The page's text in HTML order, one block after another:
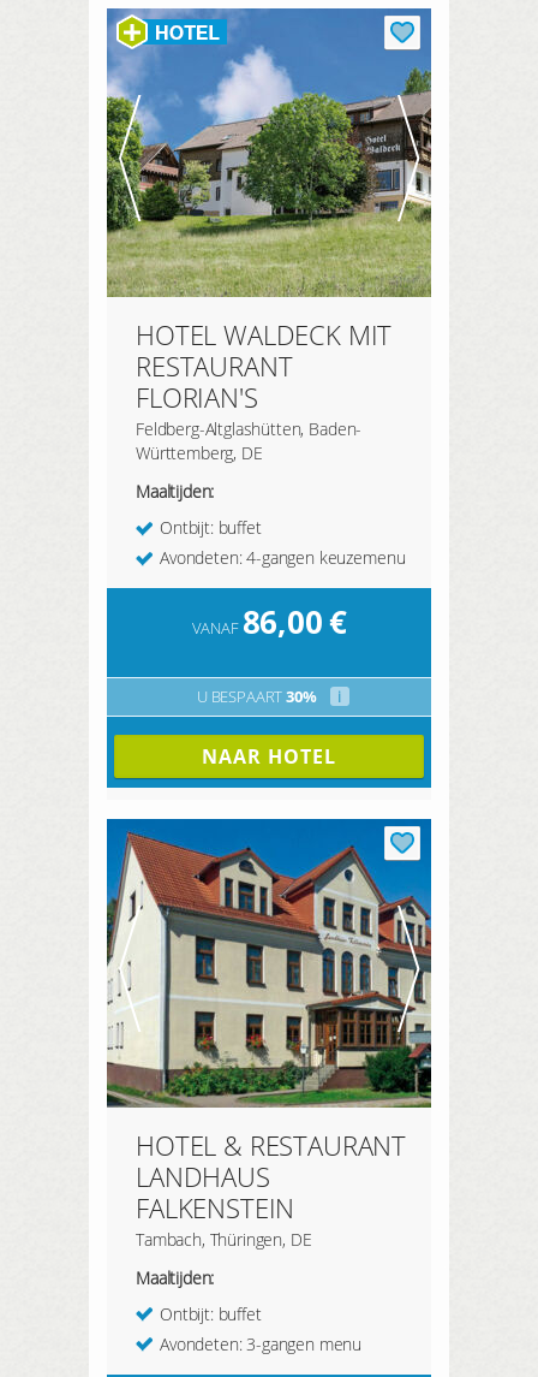
HOTEL WALDECK MIT
RESTAURANT
FLORIAN'S
Feldberg-Altglashütten, Baden-
Württemberg, DE
Maaltijden:
Ontbijt: buffet
Avondeten: 4-gangen keuzemenu
VANAF 86,00€
U BESPAART30% i
NAAR HOTEL
HOTEL & RESTAURANT
LANDHAUS
FALKENSTEIN
Tambach, Thüringen, DE
Maaltijden:
Ontbijt: buffet
Avondeten: 3-gangen menu